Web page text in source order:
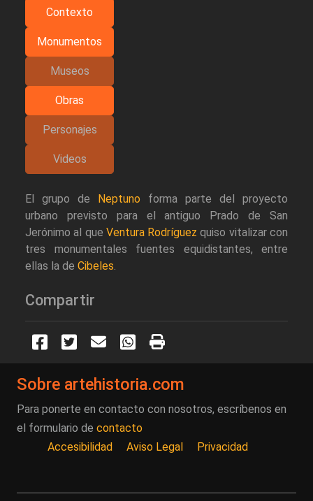
Contexto
Monumentos
Museos
Obras
Personajes
Videos
El grupo de Neptuno forma parte del proyecto
urbano previsto para el antiguo Prado de San
Jerónimo al que Ventura Rodríguez quiso vitalizar con
tres monumentales fuentes equidistantes, entre
ellas la de Cibeles.
Compartir
Sobre artehistoria.com
Para ponerte en contacto con nosotros, escríbenos en
el formulario de contacto
Accesibilidad
Aviso Legal Privacidad